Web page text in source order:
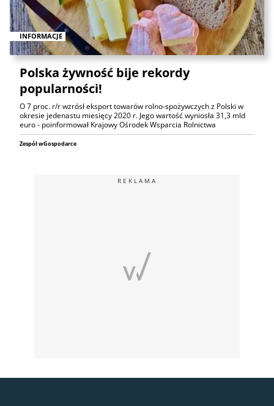
INFORMACJE
Polska żywność bije rekordy
popularności!
O 7 proc. r/r wzrósł eksport towarów rolno-spożywczych z Polski w
okresie jedenastu miesięcy 2020 r. Jego wartość wyniosła 31,3 mld
euro - poinformował Krajowy Ośrodek Wsparcia Rolnictwa
Zespół wGospodarce
REKLAMA